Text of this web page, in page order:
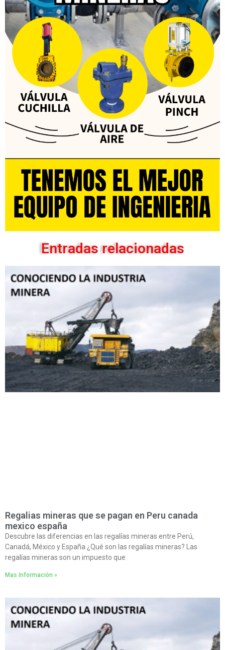
Entradas relacionadas
Regalias mineras que se pagan en Peru canada
mexico españa
Descubre las diferencias en las regalías mineras entre Perú,
Canadá, México y España ¿Qué son las regalías mineras? Las
regalías mineras son un impuesto que
Mas Información »